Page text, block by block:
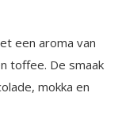
een aroma van
toffee. De smaak
mokka en